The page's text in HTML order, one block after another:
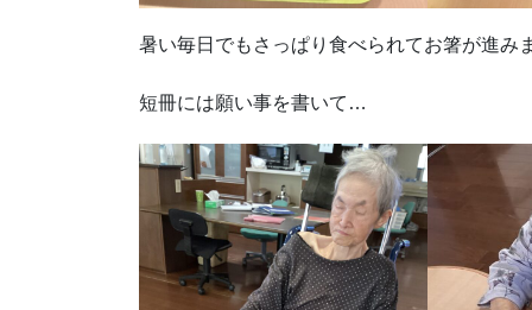
暑い毎日でもさっぱり食べられてお箸が進み
短冊には願い事を書いて…